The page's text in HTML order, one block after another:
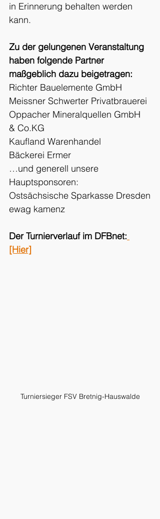
in Erinnerung behalten werden
kann.
Zu der gelungenen Veranstaltung
haben folgende Partner
maßgeblich dazu beigetragen:
Richter Bauelemente GmbH
Meissner Schwerter Privatbrauerei
Oppacher Mineralquellen GmbH
& Co.KG
Kaufland Warenhandel
Bäckerei Ermer
…und generell unsere
Hauptsponsoren:
Ostsächsische Sparkasse Dresden
ewag kamenz
Der Turnierverlauf im DFBnet:
[Hier]
Turniersieger FSV Bretnig-Hauswalde